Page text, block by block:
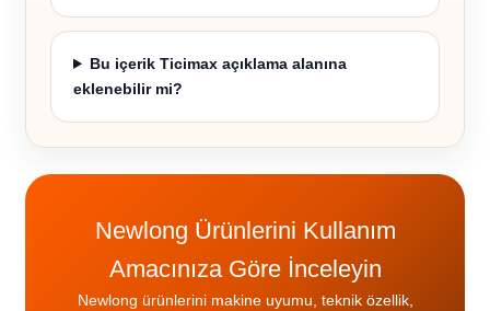
Bu içerik Ticimax açıklama alanına
eklenebilir mi?
Newlong Ürünlerini Kullanım
Amacınıza Göre İnceleyin
Newlong ürünlerini makine uyumu, teknik özellik,